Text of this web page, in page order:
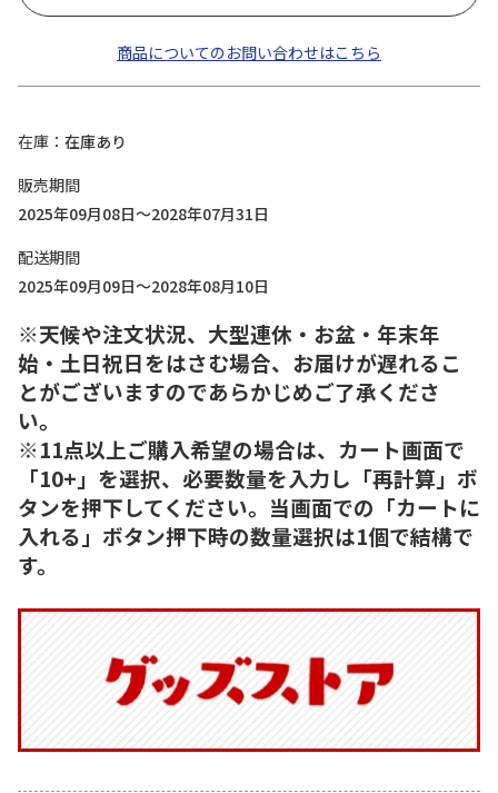
商品についてのお問い合わせはこちら
在庫
在庫あり
販売期間
2025年09月08日～2028年07月31日
配送期間
2025年09月09日～2028年08月10日
※天候や注文状況、大型連休・お盆・年末年
始・土日祝日をはさむ場合、お届けが遅れるこ
とがございますのであらかじめご了承くださ
い。
※11点以上ご購入希望の場合は、カート画面で
「10+」を選択、必要数量を入力し「再計算」ボ
タンを押下してください。当画面での「カートに
入れる」ボタン押下時の数量選択は1個で結構で
す。